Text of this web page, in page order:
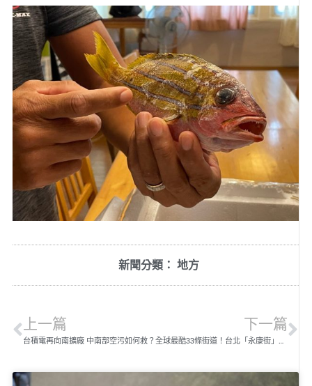
新聞分類： 地方
上一篇
台積電再向南擴廠 中南部空污如何救？
下一篇
全球最酷33條街道！台北「永康街」入榜 位列第四